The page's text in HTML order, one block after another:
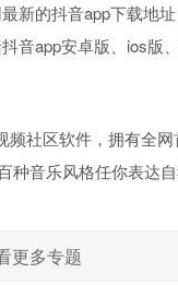
新的抖音app下载地
音app安卓版、ios版
频社区软件，拥有全
种音乐风格任你表达
更多专题